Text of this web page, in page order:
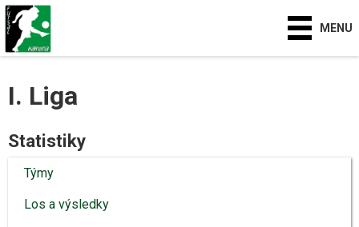
MENU
I. Liga
Statistiky
Týmy
Los a výsledky